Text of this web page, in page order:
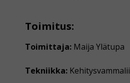
Toimitus:
Toimittaja: Maija Ylätupa
Tekniikka: